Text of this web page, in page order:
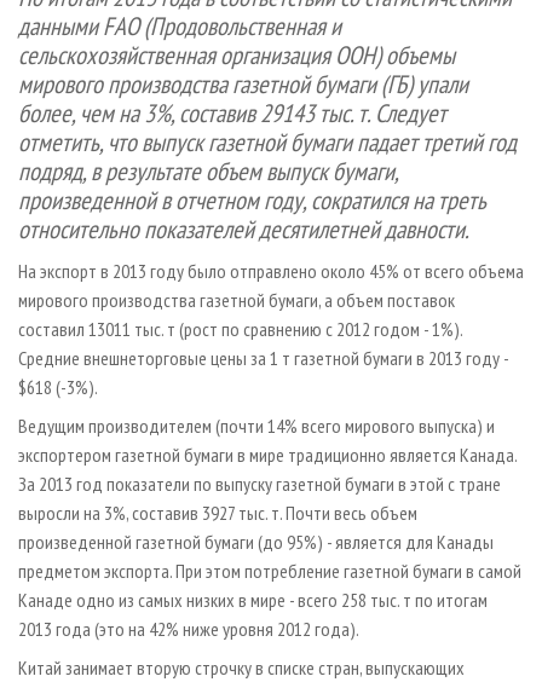
СУШКА ДРЕВЕСИНЫ
ПРОИЗВОДСТВО ДРЕВЕСНЫХ ПЛИТ
ДЕРЕВЯННОЕ ДОМОСТРОЕНИЕ
ПРОИЗВОДСТВО МЕБЕЛИ
БИОЭНЕРГЕТИКА
ЦБП
ИНСТРУМЕНТ И МАТЕРИАЛЫ
ПЕРСОНЫ
МОБИЛЬНЫЕ ВЫСТАВКИ
ОФИЦИАЛЬНЫЕ ДЕЛЕГАЦИИ
ПРИОРИТЕТНЫЕ ИНВЕСТПРОЕКТЫ
RUSSIAN FORESTRY REVIEW
ГАЗЕТА ЛЕСПРОМФОРУМ
БИБЛИОТЕКА СПЕЦИАЛИСТА
КОНТАКТЫ
РЕКЛАМА
РЕКЛАМА НА САЙТЕ
данными FАО (Продовольственная и
сельскохозяйственная организация ООН) объемы
мирового производства газетной бумаги (ГБ) упали
более, чем на 3%, составив 29143 тыс. т. Следует
отметить, что выпуск газетной бумаги падает третий год
подряд, в результате объем выпуск бумаги,
произведенной в отчетном году, сократился на треть
относительно показателей десятилетней давности.
На экспорт в 2013 году было отправлено около 45% от всего объема
мирового производства газетной бумаги, а объем поставок
составил 13011 тыс. т (рост по сравнению с 2012 годом - 1%).
Средние внешнеторговые цены за 1 т газетной бумаги в 2013 году -
$618 (-3%).
Ведущим производителем (почти 14% всего мирового выпуска) и
экспортером газетной бумаги в мире традиционно является Канада.
За 2013 год показатели по выпуску газетной бумаги в этой с тране
выросли на 3%, составив 3927 тыс. т. Почти весь объем
произведенной газетной бумаги (до 95%) - является для Канады
предметом экспорта. При этом потребление газетной бумаги в самой
Канаде одно из самых низких в мире - всего 258 тыс. т по итогам
2013 года (это на 42% ниже уровня 2012 года).
Китай занимает вторую строчку в списке стран, выпускающих